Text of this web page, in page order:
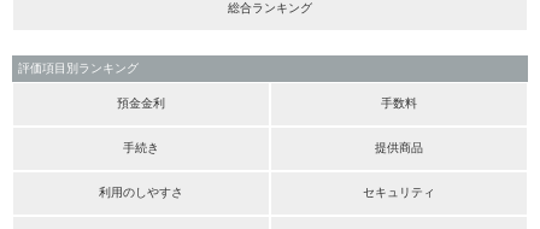
総合ランキング
評価項目別ランキング
預金金利 手数料
手続き 提供商品
利用のしやすさ セキュリティ